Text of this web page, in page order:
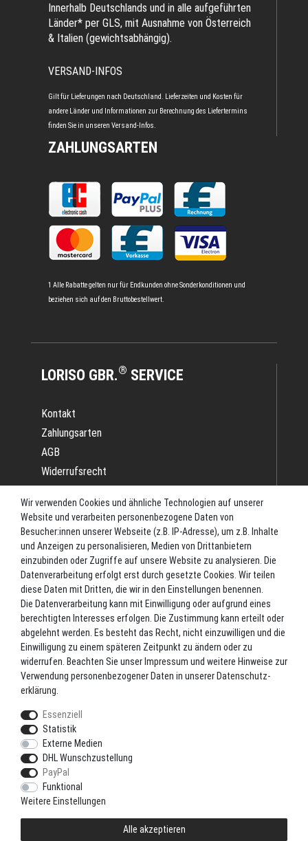
Innerhalb Deutschlands und in alle aufgeführten
Länder* per GLS, mit Ausnahme von Österreich
& Italien (gewichtsabhängig).
VERSAND-INFOS
Gilt für Lieferungen nach Deutschland. Lieferzeiten und Kosten für
andere Länder und Informationen zur Berechnung des Liefertermins
finden Sie in unseren Versand-Infos.
ZAHLUNGSARTEN
1 Alle Rabatte gelten nur für Endkunden ohne Sonderkonditionen und
beziehen sich auf den Bruttobestellwert.
LORISO GBR.® SERVICE
Kontakt
Zahlungsarten
AGB
Widerrufsrecht
Impressum
Datenschutz
Batterieverordnung
Versand
Blog
TOP-KATEGORIEN
Angel-Rollen
Angel-Zubehör
Bekleidung
Camping
Markenshop
Ruten
Ruten + Rolle + Schnur
Zielfischprogramme
© Copyright 2021 LoRiSo GbR. Alle Rechte vorbehalten.
Wir verwenden Cookies und ähnliche Technologien auf unserer
Website und verarbeiten personenbezogene Daten von
Besucher:innen unserer Webseite (z.B. IP-Adresse), um z.B. Inhalte
und Anzeigen zu personalisieren, Medien von Drittanbietern
einzubinden oder Zugriffe auf unsere Website zu analysieren. Die
Datenverarbeitung erfolgt erst durch gesetzte Cookies. Wir teilen
diese Daten mit Dritten, die wir in den Einstellungen benennen.
Die Datenverarbeitung kann mit Einwilligung oder aufgrund eines
berechtigten Interesses erfolgen. Die Zustimmung kann erteilt oder
abgelehnt werden. Es besteht das Recht, nicht einzuwilligen und die
Einwilligung zu einem späteren Zeitpunkt zu ändern oder zu
widerrufen. Beachten Sie unser Impressum und weitere Hinweise zur
Verwendung personenbezogener Daten in unserer Daten­schutz­
erklärung
Essenziell
Statistik
Externe Medien
DHL Wunschzustellung
PayPal
Funktional
Weitere Einstellungen
Alle akzeptieren